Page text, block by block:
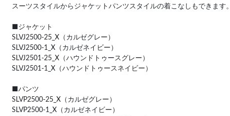
スーツスタイルからジャケットパンツスタイルの着こなしもできます。
■ジャケット
SLVJ2500-25_X（カルゼグレー）
SLVJ2500-1_X（カルゼネイビー）
SLVJ2501-25_X（ハウンドトゥースグレー）
SLVJ2501-1_X（ハウンドトゥースネイビー）
■パンツ
SLVP2500-25_X（カルゼグレー）
SLVP2500-1_X（カルゼネイビー）